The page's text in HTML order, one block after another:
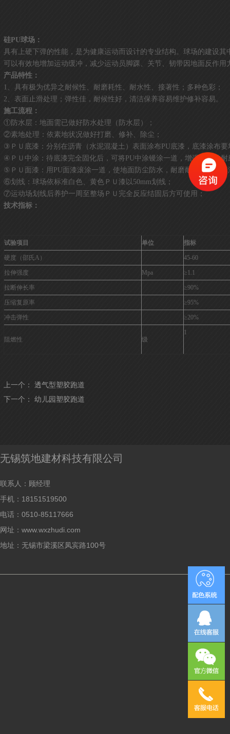
硅PU球场：
具有上硬下弹的性能，是为健康运动而设计的专业结构。球场的建设
可以有效地增加运动缓冲，减少运动员脚踝、关节、韧带因地面反作
产品特性：
1、具有极为优异之耐候性、耐磨耗性、耐水性、接著性；多种色彩；
2、表面止滑处理；弹性佳，耐候性好，清洁保养容易维护修补容易。
施工流程：
①防水层：地面需已做好防水处理（防水层）；
②素地处理：依素地状况做好打磨、修补、除尘；
③ＰＵ底漆：分别在沥青（水泥混凝土）表面涂布PU底漆，底漆涂布
④ＰＵ中涂：待底漆完全固化后，可将PU中涂镘涂一道，增强地面的耐
⑤ＰＵ面漆：用PU面漆滚涂一道，使地面防尘防水，耐磨耐腐蚀、易
⑥划线：球场依标准白色、黄色ＰＵ漆以50mm划线；
⑦运动场划线后养护一周至整场ＰＵ完全反应结固后方可使用；
技术指标：
试验项目 单位 指标
硬度（邵氏A） 45-60
拉伸强度 Mpa ≥1.1
拉断伸长率 ≥90%
压缩复原率 ≥95%
冲击弹性 ≥20%
阻燃性 级
1
上一个： 透气型塑胶跑道
下一个： 幼儿园塑胶跑道
无锡筑地建材科技有限公司
联系人：顾经理
手机：18151519500
电话：0510-85117666
网址：www.wxzhudi.com
地址：无锡市梁溪区凤宾路100号